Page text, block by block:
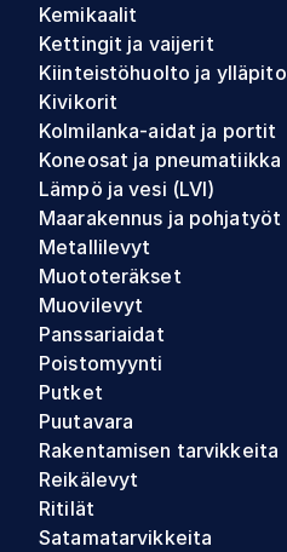
Kemikaalit
Kettingit ja vaijerit
Kiinteistöhuolto ja ylläpito
Kivikorit
Kolmilanka-aidat ja portit
Koneosat ja pneumatiikka
Lämpö ja vesi (LVI)
Maarakennus ja pohjatyöt
Metallilevyt
Muototeräkset
Muovilevyt
Panssariaidat
Poistomyynti
Putket
Puutavara
Rakentamisen tarvikkeita
Reikälevyt
Ritilät
Satamatarvikkeita